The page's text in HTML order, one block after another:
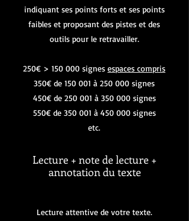
indiquant ses points forts et ses points
faibles et proposant des pistes et des
outils pour le retravailler.
250€ > 150 000 signes espaces compris
350€ de 150 001 à 250 000 signes
450€ de 250 001 à 350 000 signes
550€ de 350 001 à 450 000 signes
etc.
Lecture + note de lecture +
annotation du texte
Lecture attentive de votre texte.